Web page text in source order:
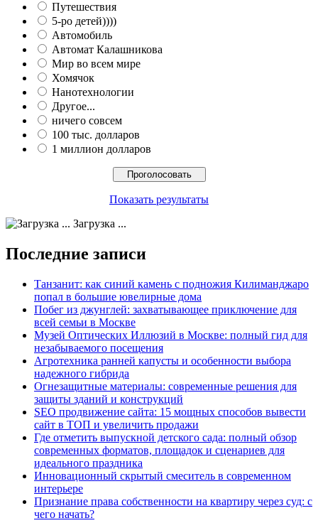
Путешествия
5-ро детей))))
Автомобиль
Автомат Калашникова
Мир во всем мире
Хомячок
Нанотехнологии
Другое...
ничего совсем
100 тыс. долларов
1 миллион долларов
Показать результаты
Загрузка ...
Последние записи
Танзанит: как синий камень с подножия Килиманджаро
попал в большие ювелирные дома
Побег из джунглей: захватывающее приключение для
всей семьи в Москве
Музей Оптических Иллюзий в Москве: полный гид для
незабываемого посещения
Агротехника ранней капусты и особенности выбора
надежного гибрида
Огнезащитные материалы: современные решения для
защиты зданий и конструкций
SEO продвижение сайта: 15 мощных способов вывести
сайт в ТОП и увеличить продажи
Где отметить выпускной детского сада: полный обзор
современных форматов, площадок и сценариев для
идеального праздника
Инновационный скрытый смеситель в современном
интерьере
Признание права собственности на квартиру через суд: с
чего начать?